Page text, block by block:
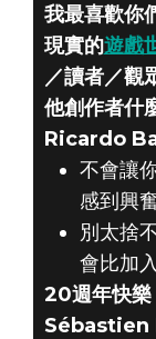
我最喜歡你
現實的遊戲
／讀者／觀
他創作者什
Ricardo
不會讓
感到興奮
別太捨
會比加
20週年快樂